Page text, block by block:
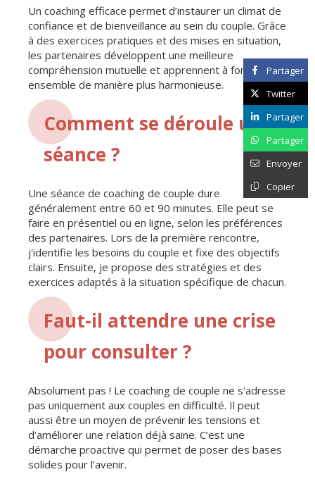
Un coaching efficace permet d’instaurer un climat de
confiance et de bienveillance au sein du couple. Grâce
à des exercices pratiques et des mises en situation,
les partenaires développent une meilleure
compréhension mutuelle et apprennent à fonctionner
ensemble de manière plus harmonieuse.
Comment se déroule une
séance ?
Une séance de coaching de couple dure
généralement entre 60 et 90 minutes. Elle peut se
faire en présentiel ou en ligne, selon les préférences
des partenaires. Lors de la première rencontre,
j'identifie les besoins du couple et fixe des objectifs
clairs. Ensuite, je propose des stratégies et des
exercices adaptés à la situation spécifique de chacun.
Faut-il attendre une crise
pour consulter ?
Absolument pas ! Le coaching de couple ne s'adresse
pas uniquement aux couples en difficulté. Il peut
aussi être un moyen de prévenir les tensions et
d’améliorer une relation déjà saine. C’est une
démarche proactive qui permet de poser des bases
solides pour l’avenir.
Partager
Twitter
Partager
Partager
Envoyer
Copier